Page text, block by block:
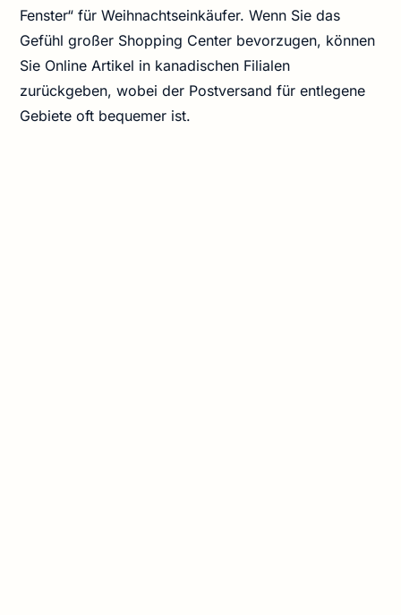
Fenster“ für Weihnachtseinkäufer. Wenn Sie das
Gefühl großer Shopping Center bevorzugen, können
Sie Online Artikel in kanadischen Filialen
zurückgeben, wobei der Postversand für entlegene
Gebiete oft bequemer ist.